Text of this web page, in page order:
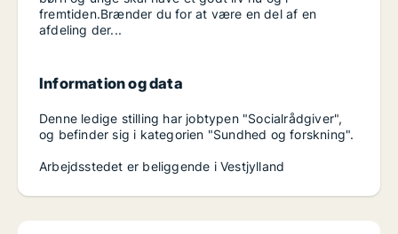
fremtiden.Brænder du for at være en del af en
afdeling der...
Information og data
Denne ledige stilling har jobtypen "Socialrådgiver",
og befinder sig i kategorien "Sundhed og forskning".
Arbejdsstedet er beliggende i Vestjylland